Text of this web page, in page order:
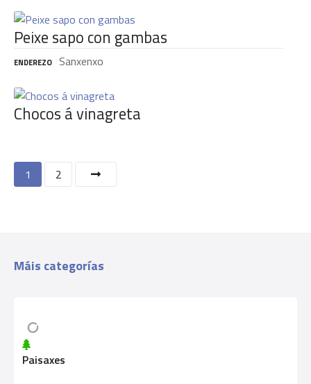
Peixe sapo con gambas
ENDEREZO Sanxenxo
Chocos á vinagreta
N
e
c
1 2
Máis categorías
Paisaxes